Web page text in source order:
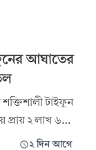
আঘাতের
টাইফুন
প্রায় ২ লাখ ৬০
সরে যাওয়ার
২ দিন আগে